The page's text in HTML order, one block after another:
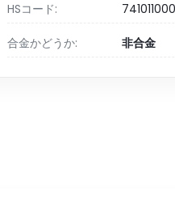
HSコード:
合金かどうか: 非合金